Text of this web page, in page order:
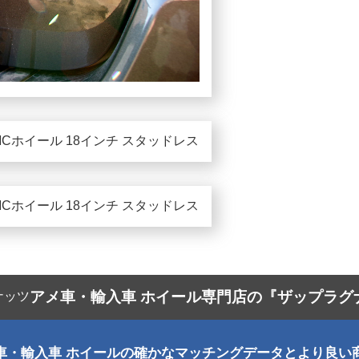
アメ車・輸入車 ホイール専門店の『ザップラグ
・輸入車 ホイールの確かなマッチングデータとより良い